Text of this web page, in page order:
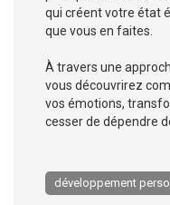
qui créent votre état
que vous en faites.
À travers une
vous découvrirez
vos émotions,
cesser de dépendre
développement